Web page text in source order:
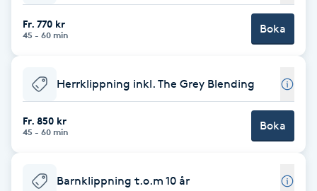
BIAB
Blowout
Bottenfärg
Brynfärgning
Fr. 770 kr
45 - 60 min Boka
Herrklippning inkl. The Grey Blending
Fr. 850 kr
45 - 60 min Boka
Barnklippning t.o.m 10 år